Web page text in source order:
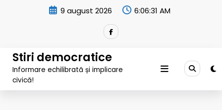
9 august 2026 6:06:32 AM
Stiri democratice
Informare echilibrată și implicare
civică!